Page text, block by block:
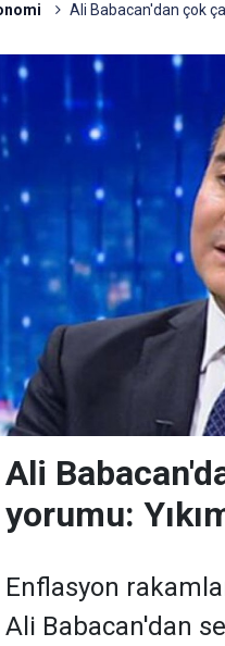
Ali Babacan'dan çok
Ali
yorumu:
Enflasyon
Ali Babacan'dan